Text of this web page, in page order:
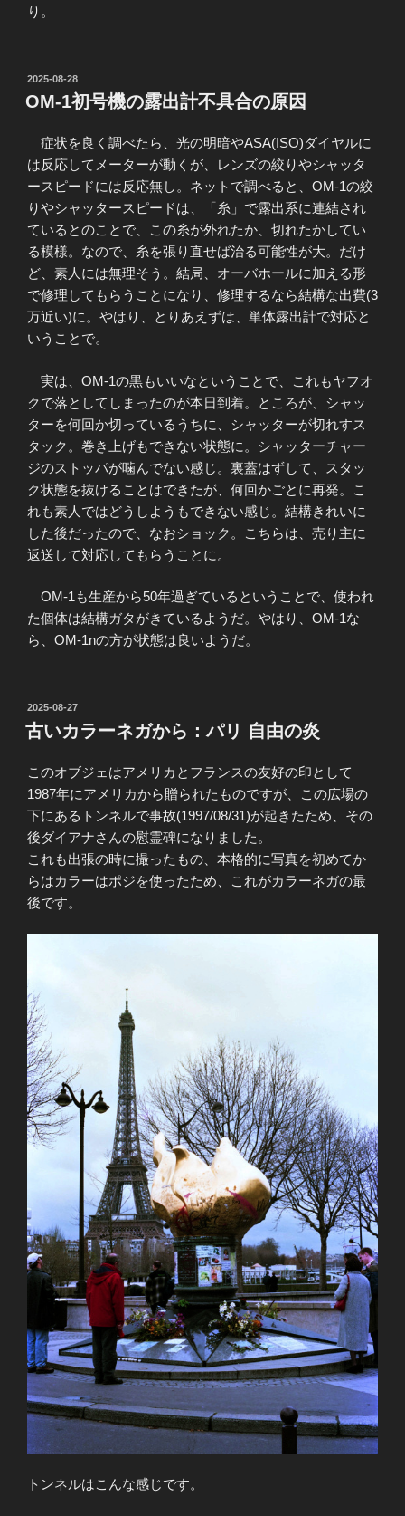
り。
投
稿
日:
2025-08-28
OM-1初号機の露出計不具合の原因
症状を良く調べたら、光の明暗やASA(ISO)ダイヤルに
は反応してメーターが動くが、レンズの絞りやシャッタ
ースピードには反応無し。ネットで調べると、OM-1の絞
りやシャッタースピードは、「糸」で露出系に連結され
ているとのことで、この糸が外れたか、切れたかしてい
る模様。なので、糸を張り直せば治る可能性が大。だけ
ど、素人には無理そう。結局、オーバホールに加える形
で修理してもらうことになり、修理するなら結構な出費(3
万近い)に。やはり、とりあえずは、単体露出計で対応と
いうことで。
実は、OM-1の黒もいいなということで、これもヤフオ
クで落としてしまったのが本日到着。ところが、シャッ
ターを何回か切っているうちに、シャッターが切れすス
タック。巻き上げもできない状態に。シャッターチャー
ジのストッパが噛んでない感じ。裏蓋はずして、スタッ
ク状態を抜けることはできたが、何回かごとに再発。こ
れも素人ではどうしようもできない感じ。結構きれいに
した後だったので、なおショック。こちらは、売り主に
返送して対応してもらうことに。
OM-1も生産から50年過ぎているということで、使われ
た個体は結構ガタがきているようだ。やはり、OM-1な
ら、OM-1nの方が状態は良いようだ。
投
稿
日:
2025-08-27
古いカラーネガから：パリ 自由の炎
このオブジェはアメリカとフランスの友好の印として
1987年にアメリカから贈られたものですが、この広場の
下にあるトンネルで事故(1997/08/31)が起きたため、その
後ダイアナさんの慰霊碑になりました。
これも出張の時に撮ったもの、本格的に写真を初めてか
らはカラーはポジを使ったため、これがカラーネガの最
後です。
トンネルはこんな感じです。